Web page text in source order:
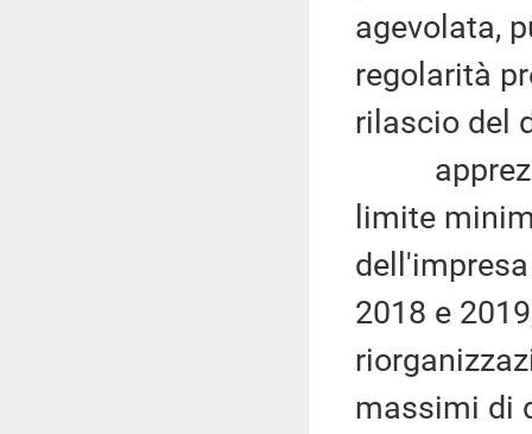
agevolata,
regolarità
rilascio del
limite
2018 e
massimi di